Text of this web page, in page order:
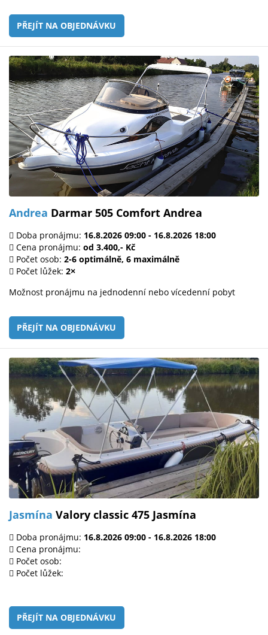
PŘEJÍT NA OBJEDNÁVKU
Andrea Darmar 505 Comfort Andrea
Doba pronájmu: 16.8.2026 09:00 - 16.8.2026 18:00
Cena pronájmu: od 3.400,- Kč
Počet osob: 2-6 optimálně, 6 maximálně
Počet lůžek: 2×
Možnost pronájmu na jednodenní nebo vícedenní pobyt
PŘEJÍT NA OBJEDNÁVKU
Jasmína Valory classic 475 Jasmína
Doba pronájmu: 16.8.2026 09:00 - 16.8.2026 18:00
Cena pronájmu:
Počet osob:
Počet lůžek:
PŘEJÍT NA OBJEDNÁVKU